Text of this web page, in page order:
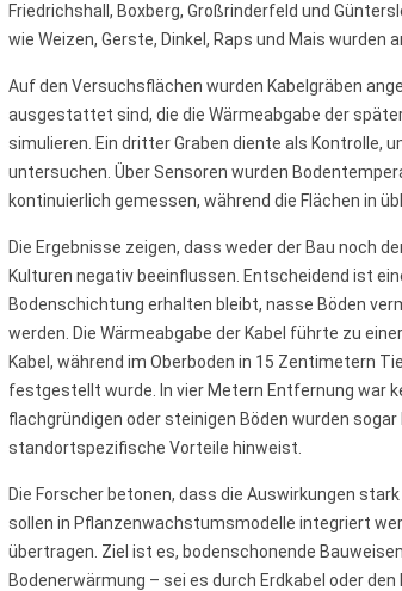
Friedrichshall, Boxberg, Großrinderfeld und
wie Weizen, Gerste, Dinkel, Raps und Mais wurden
Auf den Versuchsflächen wurden Kabelgräben
ausgestattet sind, die die Wärmeabgabe der
simulieren. Ein dritter Graben diente als Kontrolle,
untersuchen. Über Sensoren wurden
kontinuierlich gemessen, während die Flächen in
Die Ergebnisse zeigen, dass weder der Bau noch
Kulturen negativ beeinflussen. Entscheidend ist
Bodenschichtung erhalten bleibt, nasse Böden
werden. Die Wärmeabgabe der Kabel führte zu
Kabel, während im Oberboden in 15 Zentimetern
festgestellt wurde. In vier Metern Entfernung war
flachgründigen oder steinigen Böden wurden
standortspezifische Vorteile hinweist.
Die Forscher betonen, dass die Auswirkungen
sollen in Pflanzenwachstumsmodelle integriert
übertragen. Ziel ist es, bodenschonende
Bodenerwärmung – sei es durch Erdkabel oder